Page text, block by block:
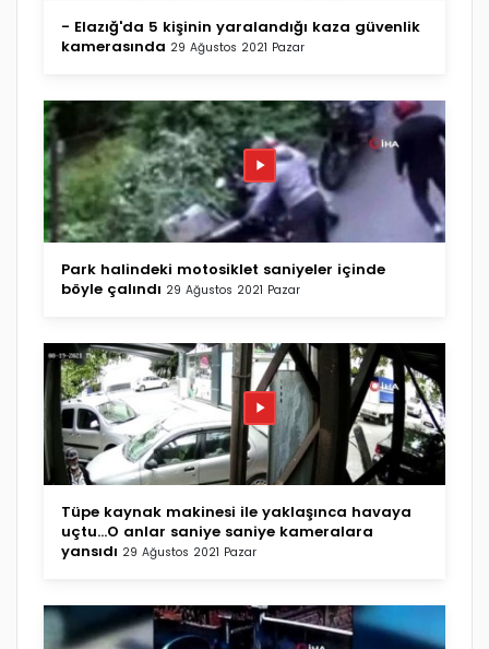
- Elazığ'da 5 kişinin yaralandığı kaza güvenlik
kamerasında 29 Ağustos 2021 Pazar
Park halindeki motosiklet saniyeler içinde
böyle çalındı 29 Ağustos 2021 Pazar
Tüpe kaynak makinesi ile yaklaşınca havaya
uçtu...O anlar saniye saniye kameralara
yansıdı 29 Ağustos 2021 Pazar